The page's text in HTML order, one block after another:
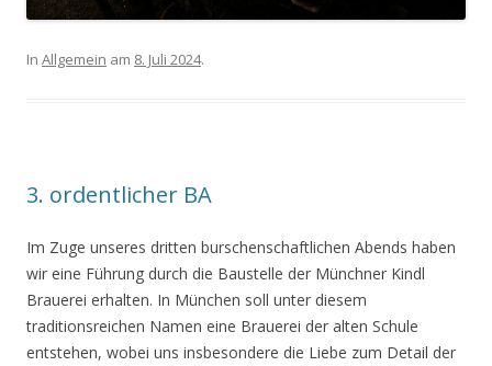
In Allgemein am 8. Juli 2024.
3. ordentlicher BA
Im Zuge unseres dritten burschenschaftlichen Abends haben
wir eine Führung durch die Baustelle der Münchner Kindl
Brauerei erhalten. In München soll unter diesem
traditionsreichen Namen eine Brauerei der alten Schule
entstehen, wobei uns insbesondere die Liebe zum Detail der